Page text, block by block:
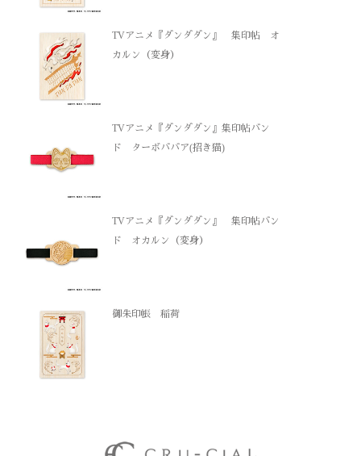
TVアニメ『ダンダダン』 集印帖 オ
カルン（変身）
TVアニメ『ダンダダン』集印帖バン
ド ターボババア(招き猫)
TVアニメ『ダンダダン』 集印帖バン
ド オカルン（変身）
御朱印帳 稲荷